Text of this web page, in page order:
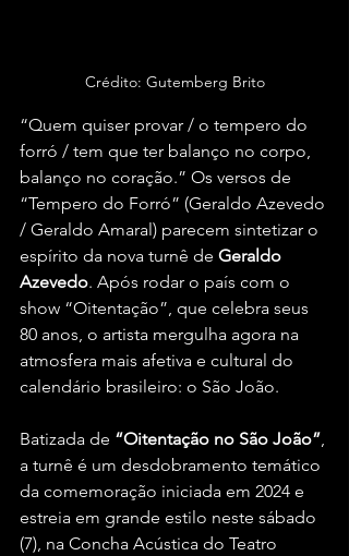
Crédito: Gutemberg Brito
“Quem quiser provar / o tempero do
forró / tem que ter balanço no corpo,
balanço no coração.” Os versos de
“Tempero do Forró” (Geraldo Azevedo
/ Geraldo Amaral) parecem sintetizar o
espírito da nova turnê de Geraldo
Azevedo. Após rodar o país com o
show “Oitentação”, que celebra seus
80 anos, o artista mergulha agora na
atmosfera mais afetiva e cultural do
calendário brasileiro: o São João.
Batizada de “Oitentação no São João”,
a turnê é um desdobramento temático
da comemoração iniciada em 2024 e
estreia em grande estilo neste sábado
(7), na Concha Acústica do Teatro